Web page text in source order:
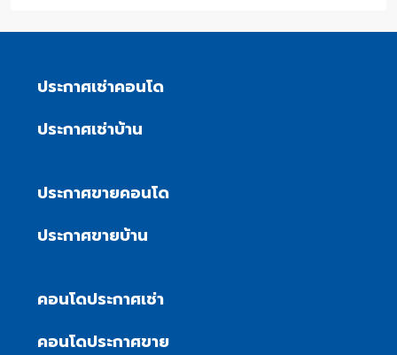
ประกาศเช่าคอนโด
ประกาศเช่าบ้าน
ประกาศขายคอนโด
ประกาศขายบ้าน
คอนโดประกาศเช่า
คอนโดประกาศขาย